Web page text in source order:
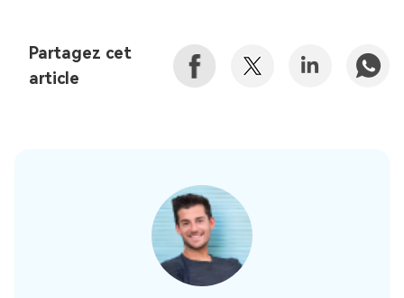
Partagez cet
article